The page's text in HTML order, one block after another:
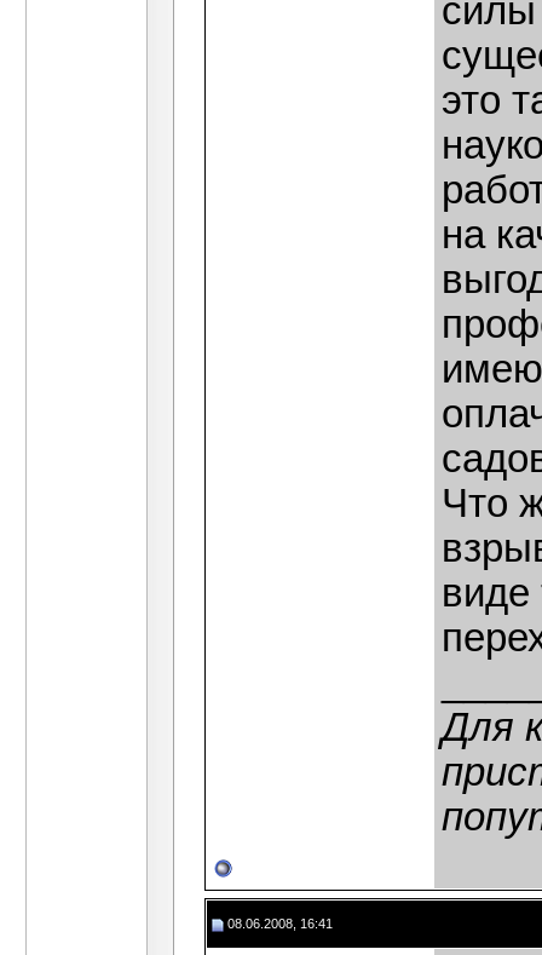
силы
это
на
Что
виде
Для
08.06.2008, 16:41